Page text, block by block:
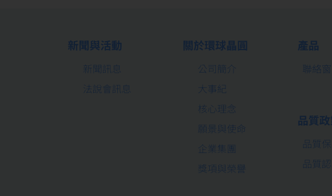
新聞與活動
新聞訊息
法說會訊息
關於環球晶圓
公司簡介
大事紀
核心理念
願景與使命
企業集團
獎項與榮譽
產品
聯絡
品質
品質
品質